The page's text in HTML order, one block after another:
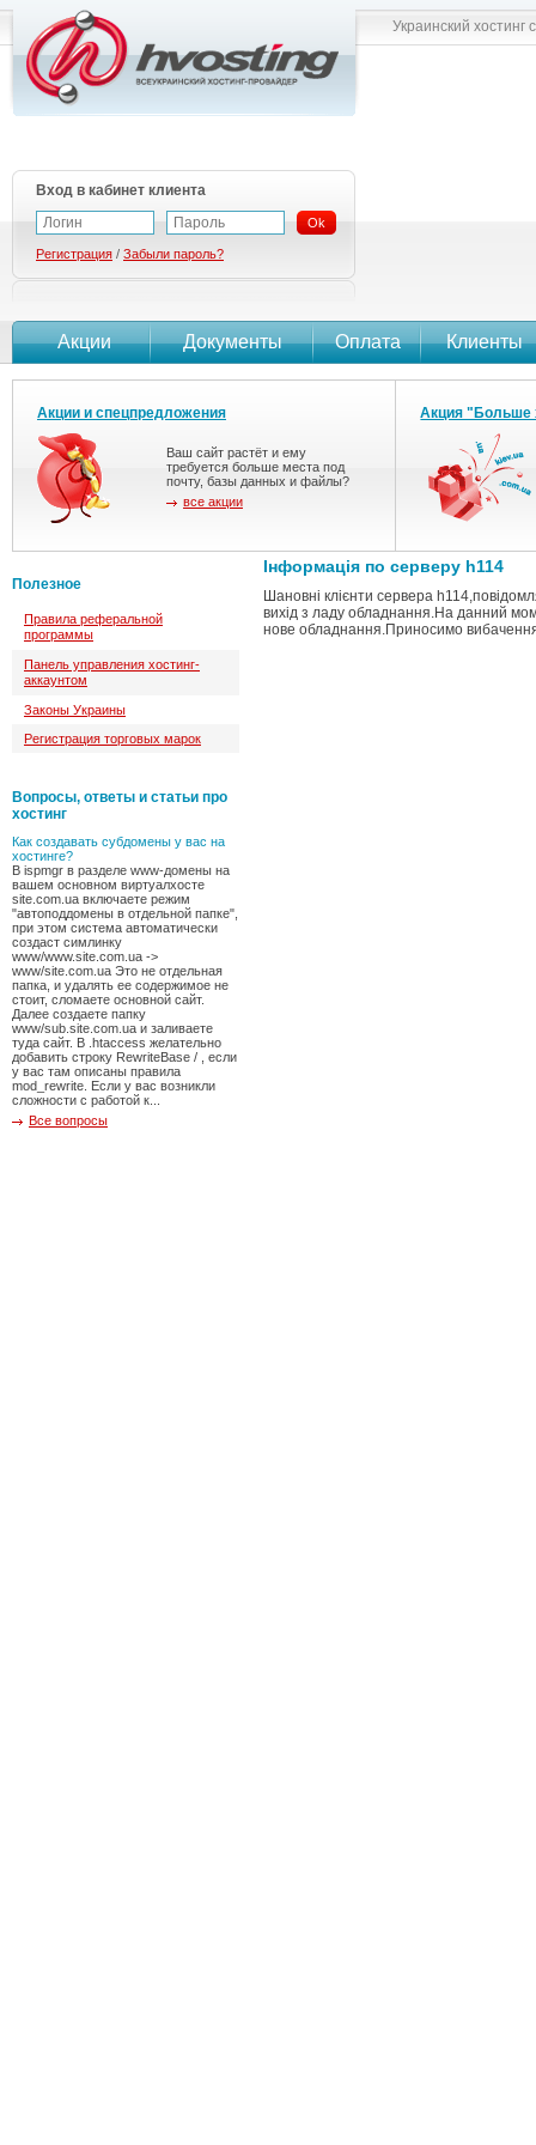
Інформація по серверу h114
Шановні клієнти сервера
вихід з ладу обладнання.На данний
нове обладнання.Приносимо
Акции Документы Оплата Клиенты
Украинский
Вход в кабинет клиента
Ok
Регистрация / Забыли пароль?
Акции и спецпредложения
Ваш сайт растёт и ему
требуется больше места под
почту, базы данных и файлы?
все акции
Акция "Больше
Полезное
Правила реферальной
программы
Панель управления хостинг-
аккаунтом
Законы Украины
Регистрация торговых марок
Вопросы, ответы и статьи про
хостинг
Как создавать субдомены у вас на
хостинге?
В ispmgr в разделе www-домены на
вашем основном виртуалхосте
site.com.ua включаете режим
"автоподдомены в отдельной папке",
при этом система автоматически
создаст симлинку
www/www.site.com.ua ->
www/site.com.ua Это не отдельная
папка, и удалять ее содержимое не
стоит, сломаете основной сайт.
Далее создаете папку
www/sub.site.com.ua и заливаете
туда сайт. В .htaccess желательно
добавить строку RewriteBase / , если
у вас там описаны правила
mod_rewrite. Если у вас возникли
сложности с работой к...
Все вопросы